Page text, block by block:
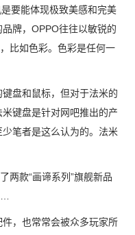
要能体现极致美感和完美
牌，OPPO往往以敏锐的
比如色彩。色彩是任何一
盘和鼠标，但对于法米的
键盘是针对网吧推出的产
笔者是这么认为的。法米
款“画谛系列”旗舰新品
，也常常会被众多玩家所